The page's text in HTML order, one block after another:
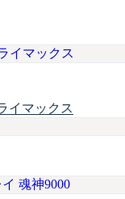
イマックス
イマックス
魂神9000